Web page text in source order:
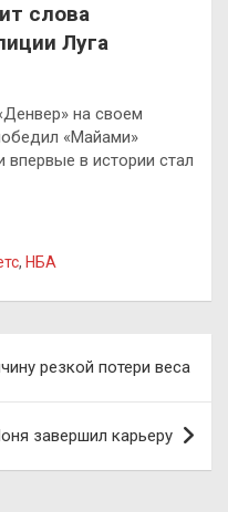
слова
Луга
на своем
«Майами»
впервые в истории стал
, НБА
резкой потери веса
завершил карьеру